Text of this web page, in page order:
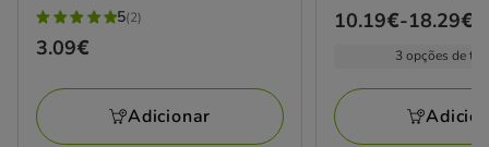
5
estrelas
2
avaliações
5(2)
Preço
3.09€
Adicionar
Preço
a
18.29€
10.19€-18.29€
3 opções de